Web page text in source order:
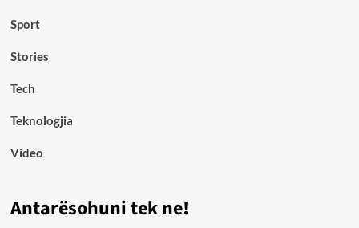
Sport
Stories
Tech
Teknologjia
Video
Antarësohuni tek ne!